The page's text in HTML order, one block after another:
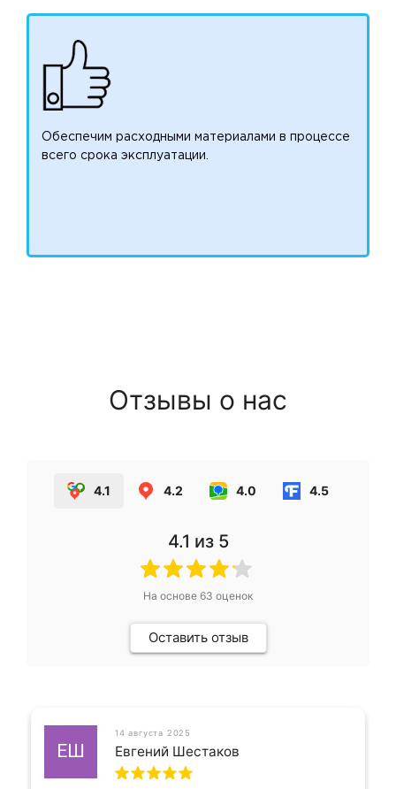
Обеспечим расходными материалами в процессе
всего срока эксплуатации.
Отзывы о нас
4.1 4.2 4.0 4.5
4.1 из 5
На основе 63 оценок
Оставить отзыв
ЕШ
14 августа 2025
Евгений Шестаков